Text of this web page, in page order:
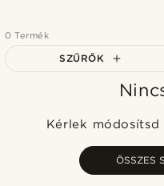
0 Termék
SZŰRŐK
Kérlek
ÖSSZES